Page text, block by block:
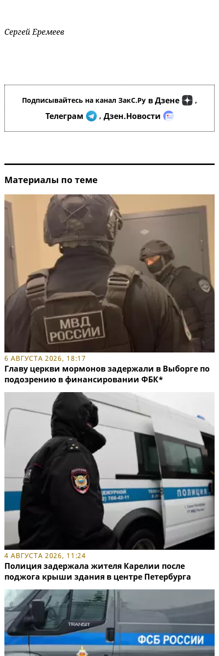
Сергей Еремеев
Подписывайтесь на канал ЗакС.Ру в Дзене ,
Телеграм , Дзен.Новости
Материалы по теме
6 АВГУСТА 2026, 18:17
Главу церкви мормонов задержали в Выборге по
подозрению в финансировании ФБК*
4 АВГУСТА 2026, 11:24
Полиция задержала жителя Карелии после
поджога крыши здания в центре Петербурга